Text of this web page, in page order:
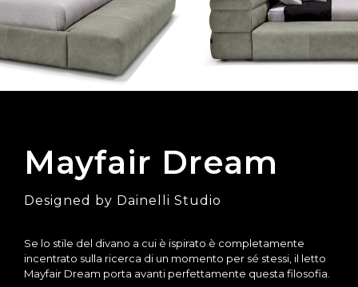
Mayfair Dream
Designed by Dainelli Studio
Se lo stile del divano a cui è ispirato è completamente
incentrato sulla ricerca di un momento per sé stessi, il letto
Mayfair Dream porta avanti perfettamente questa filosofia.